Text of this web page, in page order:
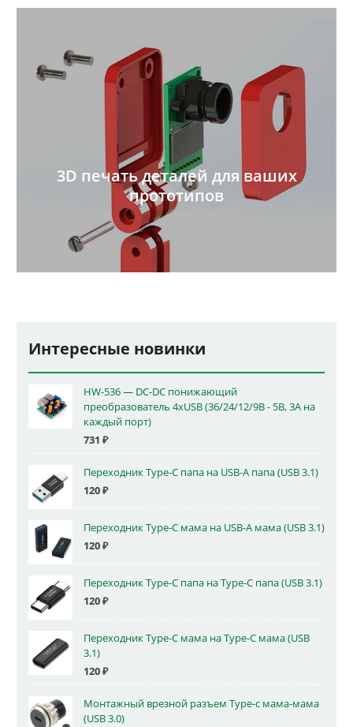
3D печать деталей для ваших
прототипов
Интересные новинки
HW-536 — DC-DC понижающий
преобразователь 4xUSB (36/24/12/9В - 5В, 3А на
каждый порт)
731 ₽
Переходник Type-C папа на USB-A папа (USB 3.1)
120₽
Переходник Type-C мама на USB-A мама (USB 3.1)
120₽
Переходник Type-C папа на Type-C папа (USB 3.1)
120₽
Переходник Type-C мама на Type-C мама (USB
3.1)
120₽
Монтажный врезной разъем Type-c мама-мама
(USB 3.0)